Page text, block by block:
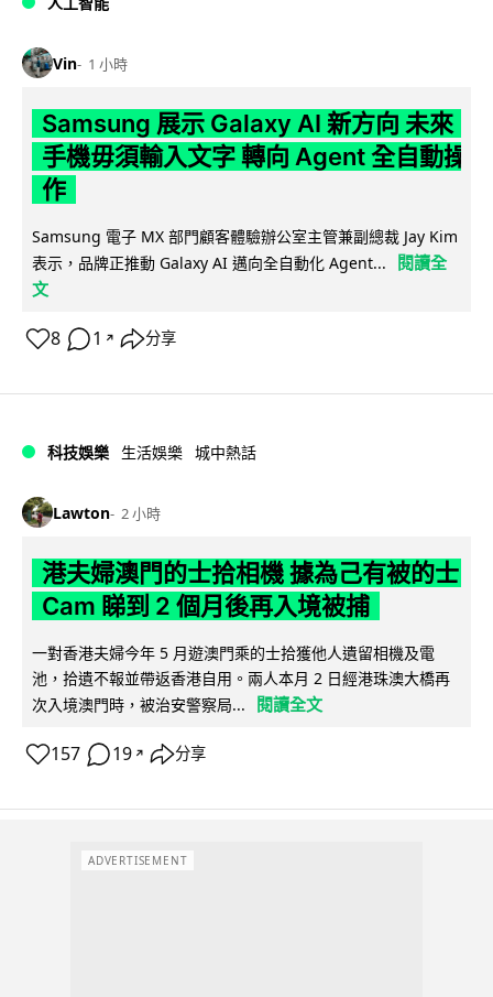
Vin 1 小時
Samsung 展示 Galaxy AI 新方向 未來
手機毋須輸入文字 轉向 Agent 全自動操
作
Samsung 電子 MX 部門顧客體驗辦公室主管兼副總裁 Jay Kim
表示，品牌正推動 Galaxy AI 邁向全自動化 Agent...
閱讀全
文
8 1 ↗ 分享
科技娛樂 生活娛樂 城中熱話
Lawton 2 小時
港夫婦澳門的士拾相機 據為己有被的士
Cam 睇到 2 個月後再入境被捕
一對香港夫婦今年 5 月遊澳門乘的士拾獲他人遺留相機及電
池，拾遺不報並帶返香港自用。兩人本月 2 日經港珠澳大橋再
次入境澳門時，被治安警察局...
閱讀全文
157 19 ↗ 分享
ADVERTISEMENT